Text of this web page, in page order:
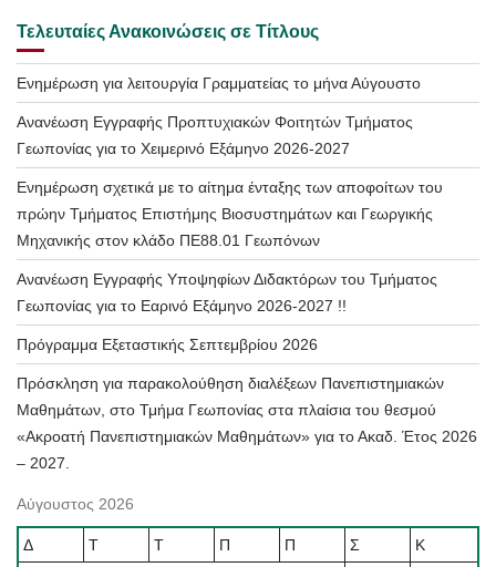
Τελευταίες Ανακοινώσεις σε Τίτλους
Ενημέρωση για λειτουργία Γραμματείας το μήνα Αύγουστο
Ανανέωση Εγγραφής Προπτυχιακών Φοιτητών Τμήματος
Γεωπονίας για το Χειμερινό Εξάμηνο 2026-2027
Ενημέρωση σχετικά με το αίτημα ένταξης των αποφοίτων του
πρώην Τμήματος Επιστήμης Βιοσυστημάτων και Γεωργικής
Μηχανικής στον κλάδο ΠΕ88.01 Γεωπόνων
Ανανέωση Εγγραφής Υποψηφίων Διδακτόρων του Τμήματος
Γεωπονίας για το Εαρινό Εξάμηνο 2026-2027 !!
Πρόγραμμα Εξεταστικής Σεπτεμβρίου 2026
Πρόσκληση για παρακολούθηση διαλέξεων Πανεπιστημιακών
Μαθημάτων, στο Τμήμα Γεωπονίας στα πλαίσια του θεσμού
«Ακροατή Πανεπιστημιακών Μαθημάτων» για το Ακαδ. Έτος 2026
– 2027.
Αύγουστος 2026
Δ Τ Τ Π Π Σ
Κ